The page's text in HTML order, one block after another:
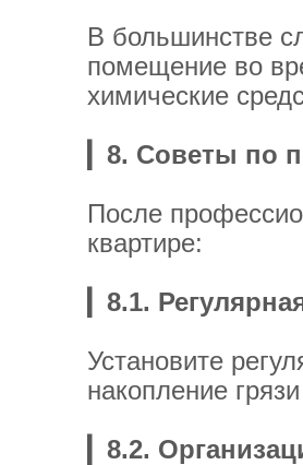
В большинстве
помещение во
химические
8. Советы по
После
квартире:
8.1.
Установите
накопление
8.2.